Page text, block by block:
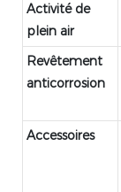
Activité de
plein air
Revêtement
anticorrosion
Accessoires